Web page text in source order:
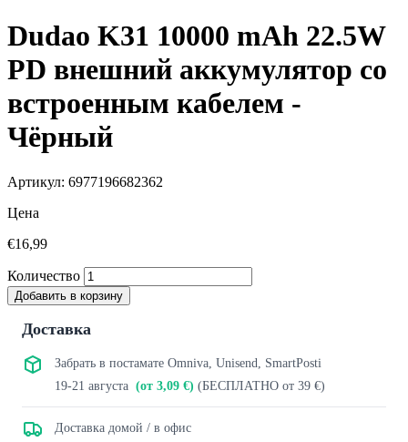
Dudao K31 10000 mAh 22.5W
PD внешний аккумулятор со
встроенным кабелем -
Чёрный
Артикул: 6977196682362
Цена
€16,99
Количество
Добавить в корзину
Доставка
Забрать в постамате Omniva, Unisend, SmartPosti
19-21 августа (от 3,09 €) (БЕСПЛАТНО от 39 €)
Доставка домой / в офис